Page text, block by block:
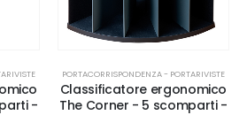
-
PORTACORRISPONDENZA - PORTARIVISTE
Classificatore ergonomico
The Corner - 5 scomparti -